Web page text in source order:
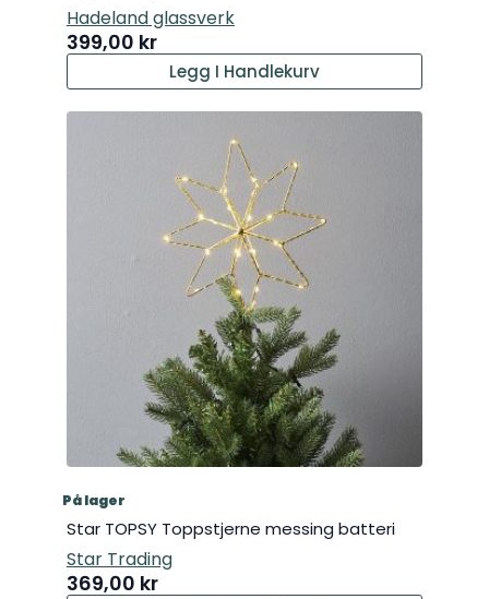
Hadeland glassverk
399,00 kr
Legg I Handlekurv
På lager
Star TOPSY Toppstjerne messing batteri
Star Trading
369,00 kr